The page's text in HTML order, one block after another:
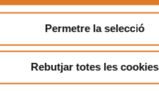
Permetre la selecció
Rebutjar totes les cookies
Què pots fer
Associa't
Implica´t